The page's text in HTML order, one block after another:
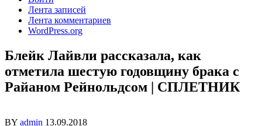
Лента записей
Лента комментариев
WordPress.org
Блейк Лайвли рассказала, как
отметила шестую годовщину брака с
Райаном Рейнольдсом | СПЛЕТНИК
BY admin 13.09.2018